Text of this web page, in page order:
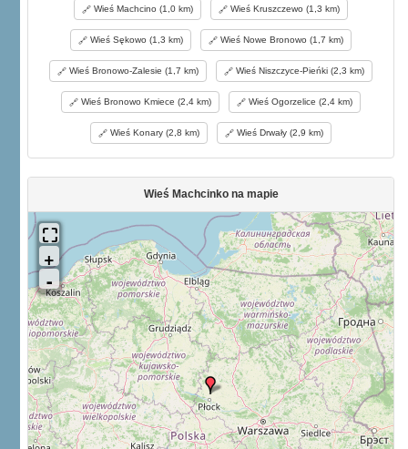
Wieś Machcino (1,0 km) Wieś Kruszczewo (1,3 km)
Wieś Sękowo (1,3 km) Wieś Nowe Bronowo (1,7 km)
Wieś Bronowo-Zalesie (1,7 km) Wieś Niszczyce-Pieńki (2,3 km)
Wieś Bronowo Kmiece (2,4 km) Wieś Ogorzelice (2,4 km)
Wieś Konary (2,8 km) Wieś Drwały (2,9 km)
Wieś Machcinko na mapie